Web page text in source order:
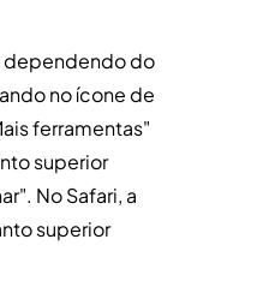
dependendo do
no ícone de
ferramentas"
superior
No Safari, a
superior